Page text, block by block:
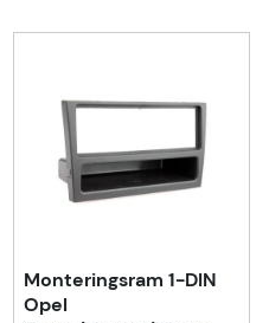
Monteringsram 1-DIN
Opel